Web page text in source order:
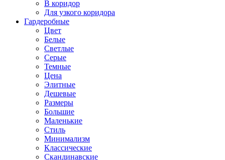
В коридор
Для узкого коридора
Гардеробные
Цвет
Белые
Светлые
Серые
Темные
Цена
Элитные
Дешевые
Размеры
Большие
Маленькие
Стиль
Минимализм
Классические
Скандинавские